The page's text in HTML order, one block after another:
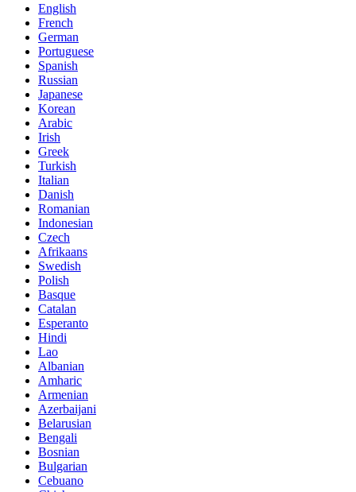
English
French
German
Portuguese
Spanish
Russian
Japanese
Korean
Arabic
Irish
Greek
Turkish
Italian
Danish
Romanian
Indonesian
Czech
Afrikaans
Swedish
Polish
Basque
Catalan
Esperanto
Hindi
Lao
Albanian
Amharic
Armenian
Azerbaijani
Belarusian
Bengali
Bosnian
Bulgarian
Cebuano